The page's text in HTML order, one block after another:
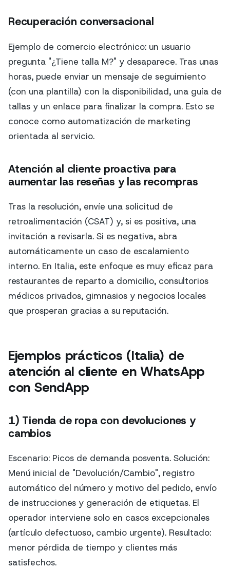
Recuperación conversacional
Ejemplo de comercio electrónico: un usuario
pregunta "¿Tiene talla M?" y desaparece. Tras unas
horas, puede enviar un mensaje de seguimiento
(con una plantilla) con la disponibilidad, una guía de
tallas y un enlace para finalizar la compra. Esto se
conoce como automatización de marketing
orientada al servicio.
Atención al cliente proactiva para
aumentar las reseñas y las recompras
Tras la resolución, envíe una solicitud de
retroalimentación (CSAT) y, si es positiva, una
invitación a revisarla. Si es negativa, abra
automáticamente un caso de escalamiento
interno. En Italia, este enfoque es muy eficaz para
restaurantes de reparto a domicilio, consultorios
médicos privados, gimnasios y negocios locales
que prosperan gracias a su reputación.
Ejemplos prácticos (Italia) de
atención al cliente en WhatsApp
con SendApp
1) Tienda de ropa con devoluciones y
cambios
Escenario: Picos de demanda posventa. Solución:
Menú inicial de "Devolución/Cambio", registro
automático del número y motivo del pedido, envío
de instrucciones y generación de etiquetas. El
operador interviene solo en casos excepcionales
(artículo defectuoso, cambio urgente). Resultado:
menor pérdida de tiempo y clientes más
satisfechos.